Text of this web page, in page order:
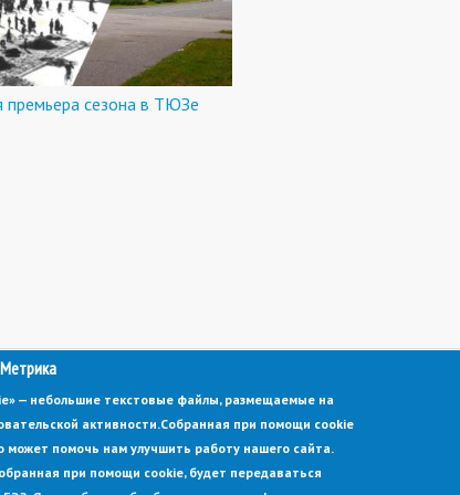
премьера сезона в ТЮЗе
— небольшие текстовые файлы, размещаемые на
активности.Собранная при помощи cookie
помочь нам улучшить работу нашего сайта.
при помощи cookie, будет передаваться